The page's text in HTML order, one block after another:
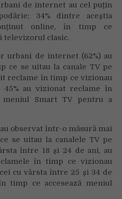
de internet au cel puțin
34% dintre aceștia
online, în timp ce
televizorul clasic.
urbani de internet (62%) au
ce se uitau la canale TV pe
reclame în timp ce vizionau
au vizionat reclame în
Smart TV pentru a
observat într-o măsură mai
se uitau la canalele TV pe
între 18 și 24 de ani, au
în timp ce vizionau
cu vârsta între 25 și 34 de
timp ce accesează meniul